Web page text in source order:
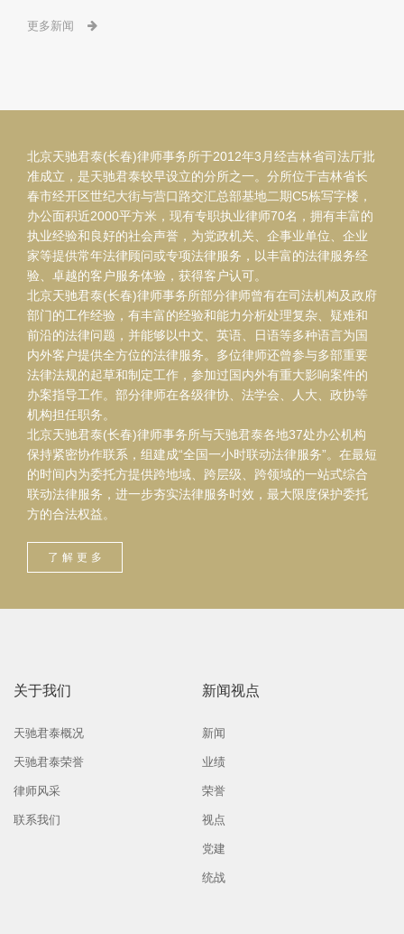
更多新闻
北京天驰君泰(长春)律师事务所于2012年3月经吉林省司法厅批
准成立，是天驰君泰较早设立的分所之一。分所位于吉林省长
春市经开区世纪大街与营口路交汇总部基地二期C5栋写字楼，
办公面积近2000平方米，现有专职执业律师70名，拥有丰富的
执业经验和良好的社会声誉，为党政机关、企事业单位、企业
家等提供常年法律顾问或专项法律服务，以丰富的法律服务经
验、卓越的客户服务体验，获得客户认可。
北京天驰君泰(长春)律师事务所部分律师曾有在司法机构及政府
部门的工作经验，有丰富的经验和能力分析处理复杂、疑难和
前沿的法律问题，并能够以中文、英语、日语等多种语言为国
内外客户提供全方位的法律服务。多位律师还曾参与多部重要
法律法规的起草和制定工作，参加过国内外有重大影响案件的
办案指导工作。部分律师在各级律协、法学会、人大、政协等
机构担任职务。
北京天驰君泰(长春)律师事务所与天驰君泰各地37处办公机构
保持紧密协作联系，组建成“全国一小时联动法律服务”。在最短
的时间内为委托方提供跨地域、跨层级、跨领域的一站式综合
联动法律服务，进一步夯实法律服务时效，最大限度保护委托
方的合法权益。
了解更多
关于我们
天驰君泰概况
天驰君泰荣誉
律师风采
联系我们
新闻视点
新闻
业绩
荣誉
视点
党建
统战